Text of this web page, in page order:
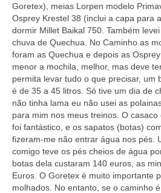
Goretex), meias Lorpen modelo
Osprey Krestel 38 (inclui a capa para
dormir Millet Baikal 750. Também
chuva de Quechua. No Caminho as
foram as Quechua e depois as
menor a mochila, melhor, mas deve
permita levar tudo o que precisar, um
é de 35 a 45 litros. Só tive um dia de
não tinha lama eu não usei as
para mim nos meus treinos. O
foi fantástico, e os sapatos (botas)
fizeram-me não entrar água nos pés.
comigo teve os pés cheios de água
botas dela custaram 140 euros, as
Euros. O Goretex é muito importante
molhados. No entanto, se o caminho